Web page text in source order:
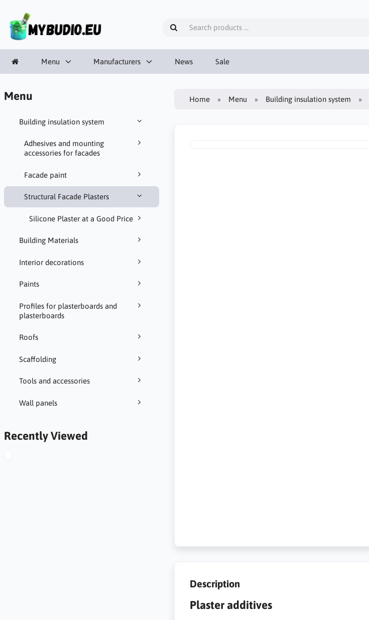
Menu Manufacturers News Sale
Menu
Building insulation system
Adhesives and mounting
accessories for facades
Facade paint
Structural Facade Plasters
Silicone Plaster at a Good Price
Building Materials
Interior decorations
Paints
Profiles for plasterboards and
plasterboards
Roofs
Scaffolding
Tools and accessories
Wall panels
Recently Viewed
Home Menu Building insulation system
Description
Plaster additives